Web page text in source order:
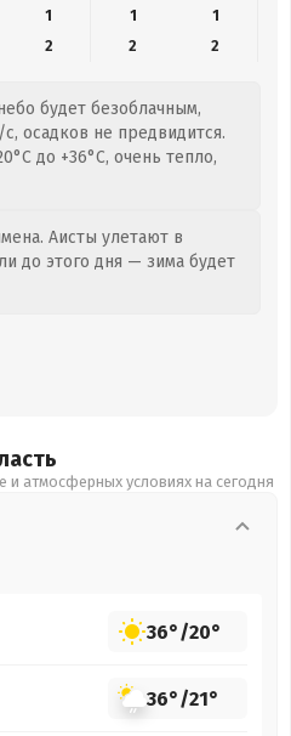
1 1
1
2 2 2
будет безоблачным,
осадков не предвидится.
до +36°C, очень тепло,
Аисты улетают в
до этого дня — зима будет
атмосферных условиях на сегодня
36°/20°
36°/21°